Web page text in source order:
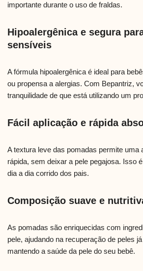
importante durante o uso de fraldas.
Hipoalergênica e segura
sensíveis
A fórmula hipoalergênica é ideal para
ou propensa a alergias. Com Bepantriz,
tranquilidade de que está utilizando um
Fácil aplicação e rápida
A textura leve das pomadas permite uma
rápida, sem deixar a pele pegajosa. Isso
dia a dia corrido dos pais.
Composição suave e
As pomadas são enriquecidas com
pele, ajudando na recuperação de peles
mantendo a saúde da pele do seu bebê.